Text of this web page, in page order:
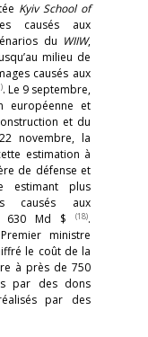
Kyiv School of
causés aux
du WIIW,
milieu de
causés aux
. Le 9 septembre,
européenne et
et du
novembre, la
estimation à
de défense et
estimant plus
causés aux
630 Md $
(18).
ministre
le coût de la
à près de 750
par des dons
par des